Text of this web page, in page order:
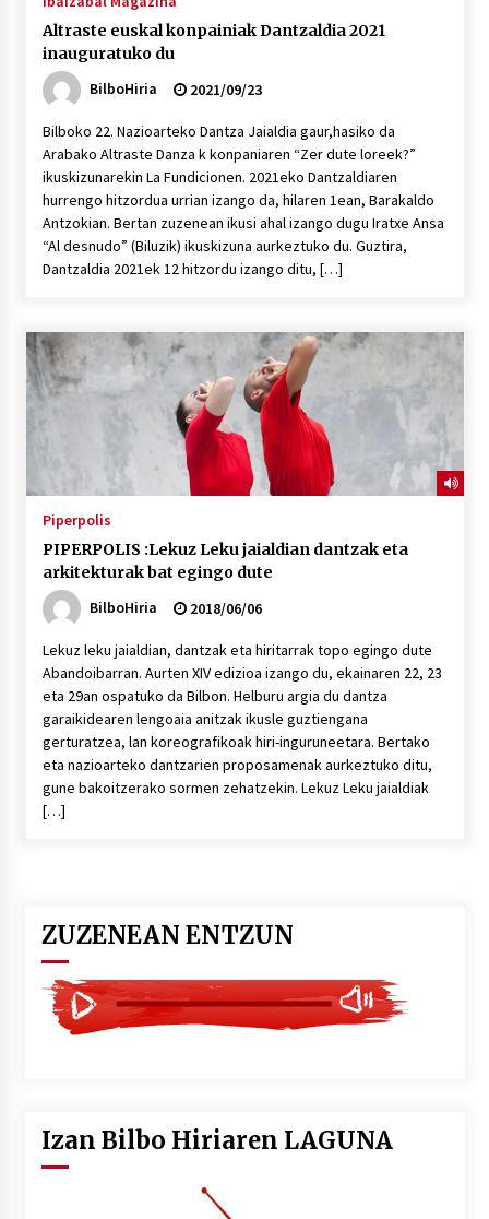
Altraste euskal konpainiak Dantzaldia 2021
inauguratuko du
BilboHiria
2021/09/23
Bilboko 22. Nazioarteko Dantza Jaialdia gaur,hasiko da
Arabako Altraste Danza k konpaniaren “Zer dute loreek?”
ikuskizunarekin La Fundicionen. 2021eko Dantzaldiaren
hurrengo hitzordua urrian izango da, hilaren 1ean, Barakaldo
Antzokian. Bertan zuzenean ikusi ahal izango dugu Iratxe Ansa
“Al desnudo” (Biluzik) ikuskizuna aurkeztuko du. Guztira,
Dantzaldia 2021ek 12 hitzordu izango ditu, […]
Piperpolis
PIPERPOLIS :Lekuz Leku jaialdian dantzak eta
arkitekturak bat egingo dute
BilboHiria
2018/06/06
Lekuz leku jaialdian, dantzak eta hiritarrak topo egingo dute
Abandoibarran. Aurten XIV edizioa izango du, ekainaren 22, 23
eta 29an ospatuko da Bilbon. Helburu argia du dantza
garaikidearen lengoaia anitzak ikusle guztiengana
gerturatzea, lan koreografikoak hiri-inguruneetara. Bertako
eta nazioarteko dantzarien proposamenak aurkeztuko ditu,
gune bakoitzerako sormen zehatzekin. Lekuz Leku jaialdiak
[…]
ZUZENEAN ENTZUN
Izan Bilbo Hiriaren LAGUNA